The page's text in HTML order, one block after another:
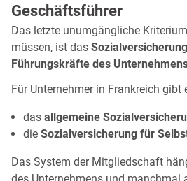
Geschäftsführer
Das letzte unumgängliche
müssen, ist das
Führungskräfte des
Für Unternehmer in Frankreich
das allgemeine
die Sozialversicherung für
Das System der Mitgliedschaft
des Unternehmens und manchmal